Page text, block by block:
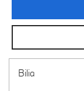
Bilia